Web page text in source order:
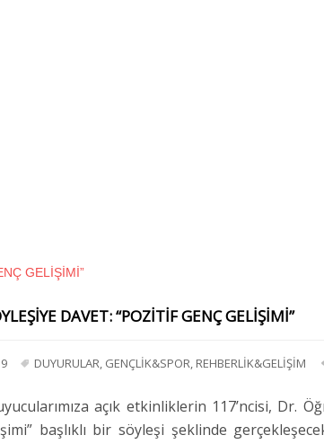
DAVET: “POZİTİF GENÇ GELİŞİMİ”
DUYURULAR, GENÇLİK&SPOR, REHBERLİK&GELİŞİM
açık etkinliklerin 117’ncisi, Dr.
başlıklı bir söyleşi şeklinde